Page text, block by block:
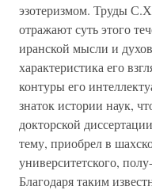
эзотеризмом. Труды
отражают суть этого
иранской мысли и
характеристика его
контуры его
знаток истории наук,
докторской
тему, приобрел в
университетского,
Благодаря таким